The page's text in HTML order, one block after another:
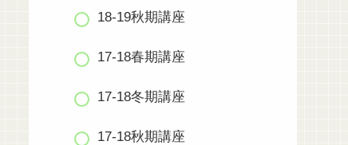
18-19秋期講座
17-18春期講座
17-18冬期講座
17-18秋期講座